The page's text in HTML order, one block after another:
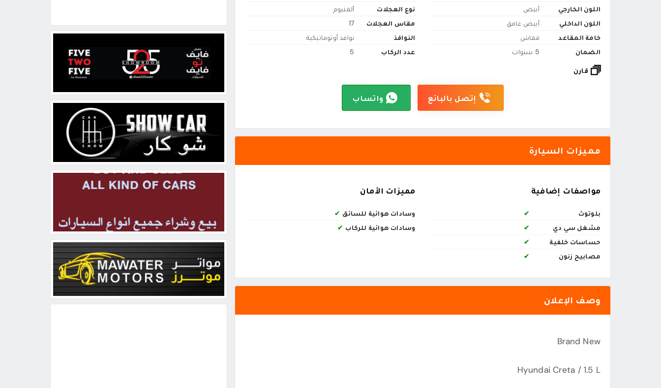
اللون الخارجي
أبيض
اللون الداخلي
أبيض غامق
خامة المقاعد
قماش
الضمان
5 سنوات
نوع العجلات
ألمنيوم
مقاس العجلات
17
النوافذ
نوافذ أوتوماتيكية
عدد الركاب
5
قارن
إتصل بالبائع واتساب
مميزات السيارة
مواصفات إضافية
بلوتوث
✔
مشغل سي دي
✔
حساسات خلفية
✔
مصابيح زنون
✔
مميزات الأمان
وسادات هوائية للسائق ✔
وسادات هوائية للركاب ✔
وصف الإعلان
Brand New
Hyundai Creta / 1.5 L